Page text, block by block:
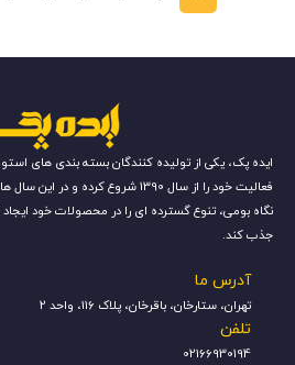
ایده پک، یکی از تولیده کنندگان بسته بندی های
فعالیت خود را از سال 1390 شروع کرده
نگاه بومی، تنوع گسترده ای را در محصولات خود
جذب کند.
آدرس ما
تهران، ستارخان، باقرخان، پلاک 116، واحد 2
تلفن
02166930194